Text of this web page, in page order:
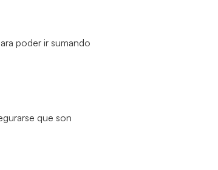
poder ir sumando
que son